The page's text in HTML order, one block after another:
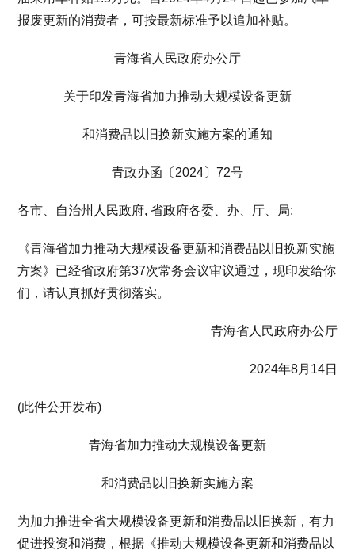
报废更新的消费者，可按最新标准予以追加补贴。
青海省人民政府办公厅
关于印发青海省加力推动大规模设备更新
和消费品以旧换新实施方案的通知
青政办函〔2024〕72号
各市、自治州人民政府, 省政府各委、办、厅、局:
《青海省加力推动大规模设备更新和消费品以旧换新实施
方案》已经省政府第37次常务会议审议通过，现印发给你
们，请认真抓好贯彻落实。
青海省人民政府办公厅
2024年8月14日
(此件公开发布)
青海省加力推动大规模设备更新
和消费品以旧换新实施方案
为加力推进全省大规模设备更新和消费品以旧换新，有力
促进投资和消费，根据《推动大规模设备更新和消费品以